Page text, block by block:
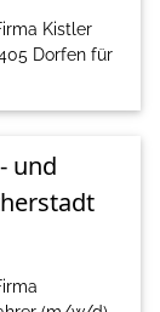
Kistler
Dorfen für
und